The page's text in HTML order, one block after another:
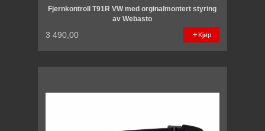
Fjernkontroll T91R VW med orginalmontert styring
av Webasto
3 490,00 Kjøp